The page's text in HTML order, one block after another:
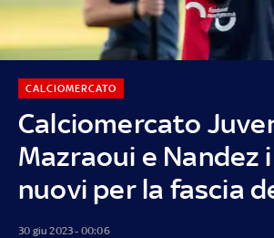
Calciomercato
Mazraoui e Nandez
nuovi per la fascia
CALCIOMERCATO
30 giu 2023 - 00:06